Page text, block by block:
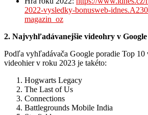
2022-vysledky-bonusweb-
magazin_oz
2. Najvyhľadávanejšie videohry v
Podľa vyhľadávača Google poradie Top
videohier v roku 2023 je takéto:
Hogwarts Legacy
The Last of Us
Connections
Battlegrounds Mobile India